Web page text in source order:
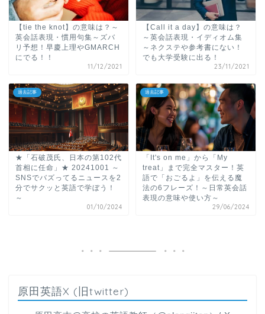
【tie the knot】の意味は？～
英会話表現・慣用句集～ズバ
リ予想！早慶上理やGMARCH
にでる！！
11/12/2021
【Call it a day】の意味は？
～英会話表現・イディオム集
～ネクステや参考書にない！
でも大学受験に出る！
23/11/2021
過去記事
★「石破茂氏、日本の第102代
首相に任命」★ 20241001 ～
SNSでバズってるニュースを2
分でサクッと英語で学ぼう！
～
01/10/2024
過去記事
「It's on me」から「My
treat」まで完全マスター！英
語で「おごるよ」を伝える魔
法の6フレーズ！～日常英会話
表現の意味や使い方～
29/06/2024
原田英語X (旧twitter)